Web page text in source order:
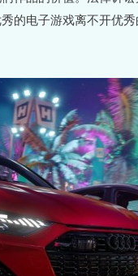
的电子游戏离不开优